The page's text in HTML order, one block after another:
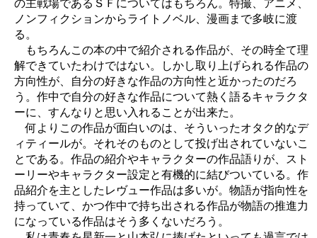
の主戦場であるＳＦについてはもちろん。特撮、アニメ、
ノンフィクションからライトノベル、漫画まで多岐に渡
る。
もちろんこの本の中で紹介される作品が、その時全て理
解できていたわけではない。しかし取り上げられる作品の
方向性が、自分の好きな作品の方向性と近かったのだろ
う。作中で自分の好きな作品について熱く語るキャラクタ
ーに、すんなりと思い入れることが出来た。
何よりこの作品が面白いのは、そういったオタク的なデ
ィティールが。それそのものとして投げ出されていないこ
とである。作品の紹介やキャラクターの作品語りが、スト
ーリーやキャラクター設定と有機的に結びついている。作
品紹介を主としたレヴュー作品は多いが。物語が指向性を
持っていて、かつ作中で持ち出される作品が物語の推進力
になっている作品はそう多くないだろう。